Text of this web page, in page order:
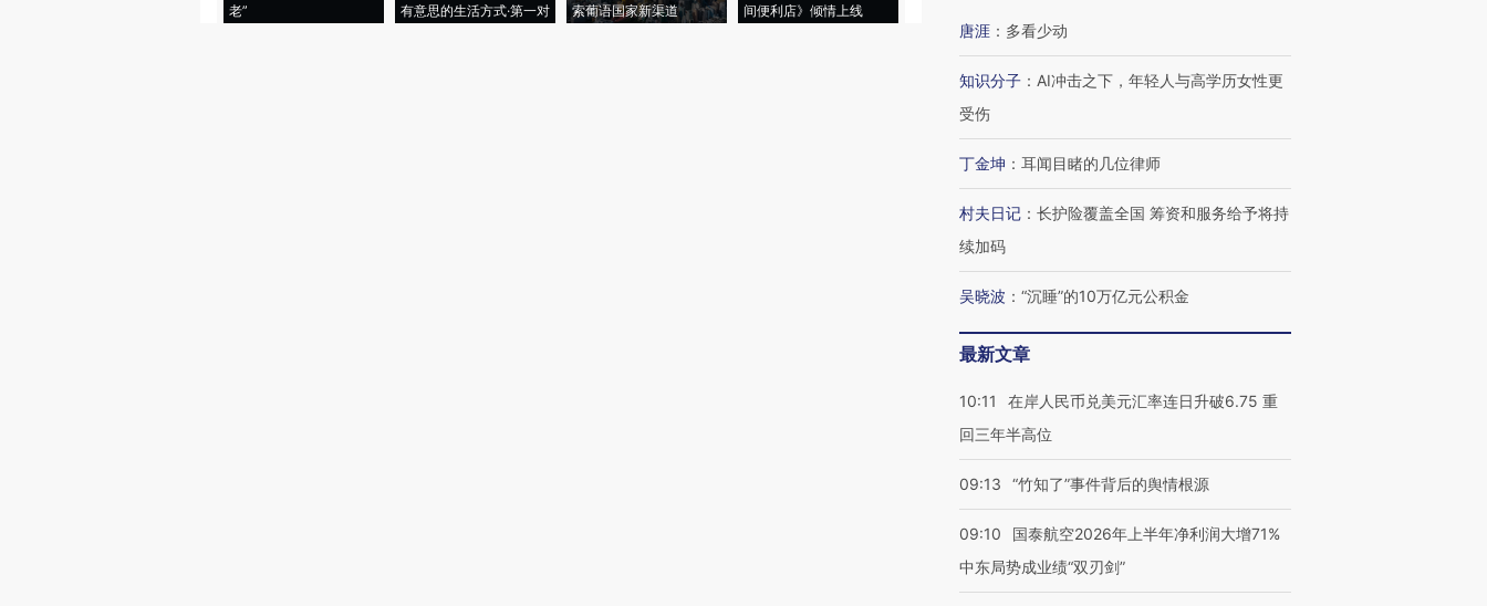
老”
有意思的生活方式·第一对
索葡语国家新渠道
间便利店》倾情上线
唐涯 ： 多看少动
知识分子 ： AI冲击之下，年轻人与高学历女性更
受伤
丁金坤 ： 耳闻目睹的几位律师
村夫日记 ： 长护险覆盖全国 筹资和服务给予将持
续加码
吴晓波 ： “沉睡”的10万亿元公积金
最新文章
10:11
在岸人民币兑美元汇率连日升破6.75 重
回三年半高位
09:13 “竹知了”事件背后的舆情根源
09:10
国泰航空2026年上半年净利润大增71%
中东局势成业绩“双刃剑”